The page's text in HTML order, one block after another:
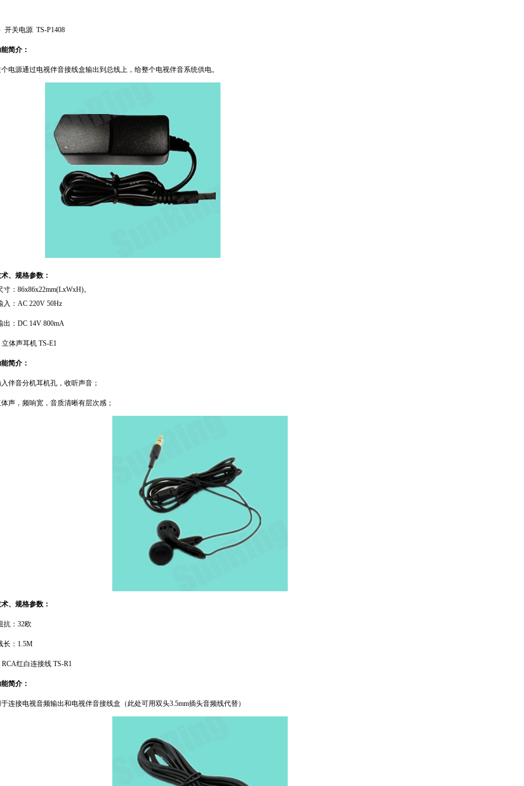
开关电源 TS-P1408
简介：
电源通过电视伴音接线盒输出到总线上，给整个电视伴音系统供电。
、规格参数：
寸： 86x86x22mm(LxWxH)。
入： AC 220V 50Hz
出： DC 14V 800mA
立体声耳机 TS-E1
简介：
伴音分机耳机孔，收听声音；
声，频响宽，音质清晰有层次感；
、规格参数：
抗： 32欧
长： 1.5M
RCA红白连接线 TS-R1
简介：
连接电视音频输出和电视伴音接线盒（此处可用双头3.5mm插头音频线代替）